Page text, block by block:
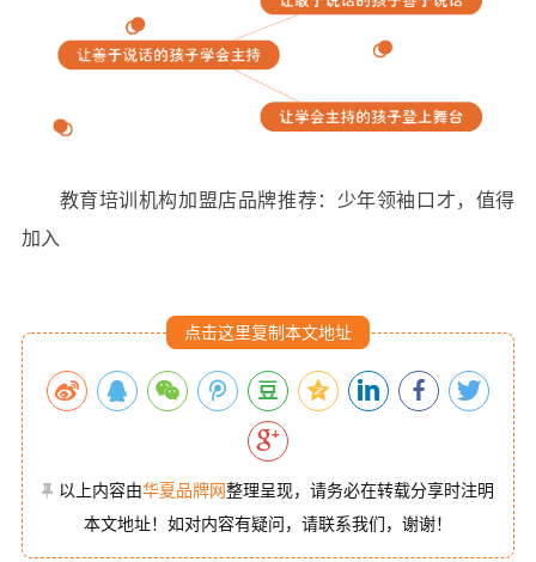
教育培训机构加盟店品牌推荐：少年领袖口才，值得
加入
点击这里复制本文地址
以上内容由华夏品牌网整理呈现，请务必在转载分享时注明
本文地址！如对内容有疑问，请联系我们，谢谢！